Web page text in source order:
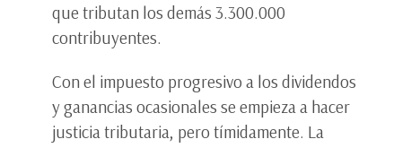
que tributan los demás 3.300.000
contribuyentes.
Con el impuesto progresivo a los dividendos
y ganancias ocasionales se empieza a hacer
justicia tributaria, pero tímidamente. La